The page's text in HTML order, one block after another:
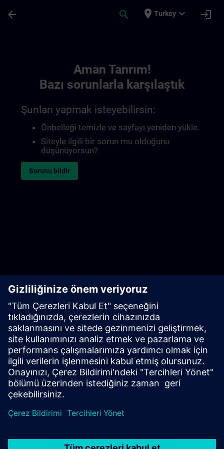
arrow_back search place Turkey expand_more login
Aman Tanrım!
Bazı sorunlarla karşılaştık
Şunları yapmak isteyebilirsin:
Önbelleği temizle ve sayfayı yeniden yükle.
Siteyle ilgili bir sorun mu olduğunu
düşünüyorsun?
Sorunu bildir